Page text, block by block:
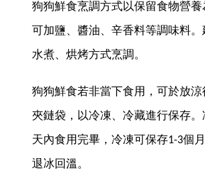
狗狗鮮食烹調方式以保留食物營
可加鹽、醬油、辛香料等調味料。
水煮、烘烤方式烹調。
狗狗鮮食若非當下食用，可於放
夾鏈袋，以冷凍、冷藏進行保存
天內食用完畢，冷凍可保存1-3個
退冰回溫。